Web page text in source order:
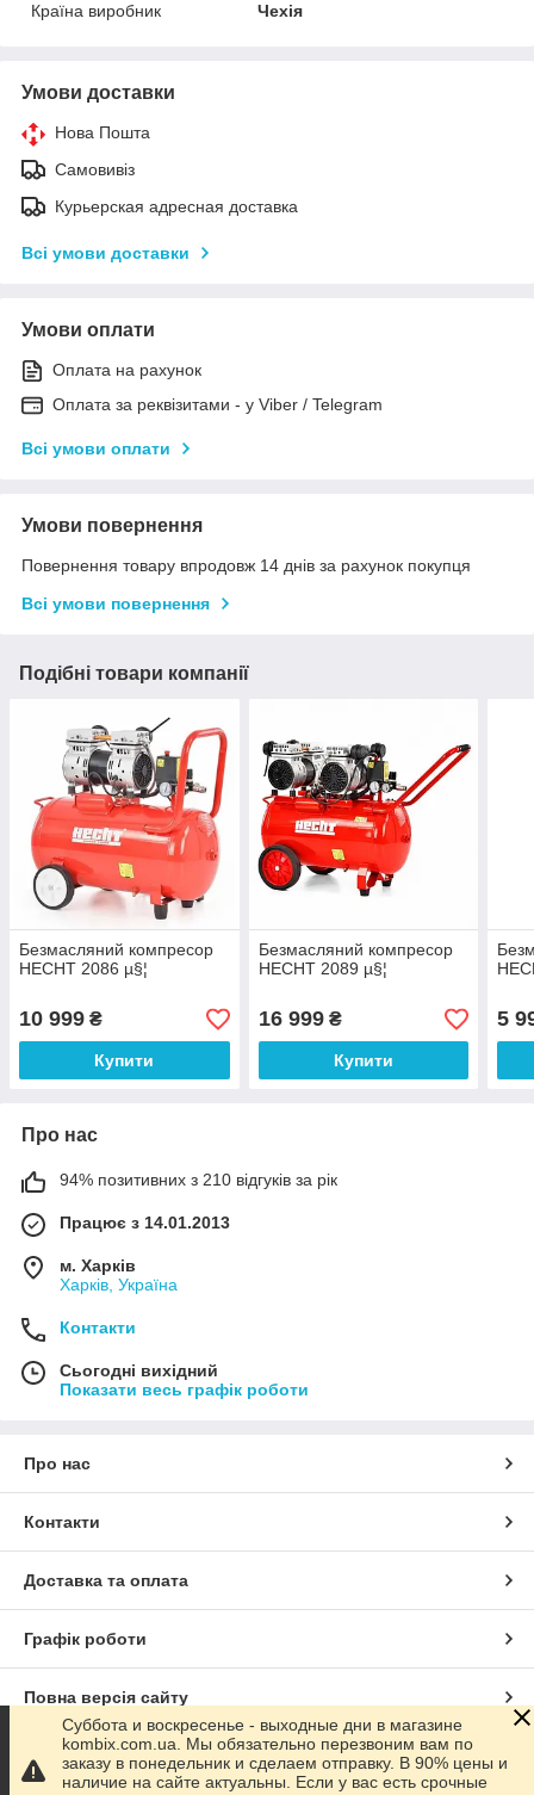
Країна виробник
Чехія
Умови доставки
Нова Пошта
Самовивіз
Курьерская адресная доставка
Всі умови доставки
Умови оплати
Оплата на рахунок
Оплата за реквізитами - у Viber / Telegram
Всі умови оплати
Умови повернення
Повернення товару впродовж 14 днів за рахунок покупця
Всі умови повернення
Подібні товари компанії
Безмасляний компресор
HECHT 2086 µ§¦
10 999 ₴
Купити
Безмасляний компресор
HECHT 2089 µ§¦
16 999₴
Купити
5
Про нас
94% позитивних з 210 відгуків за рік
Працює з 14.01.2013
м. Харків
Харків, Україна
Контакти
Сьогодні вихідний
Показати весь графік роботи
Про нас
Контакти
Доставка та оплата
Графік роботи
Повна версія сайту
Сайт створено на маркетплейсіProm.ua
Суббота и воскресенье - выходные дни в магазине
kombix.com.ua. Мы обязательно перезвоним вам по
заказу в понедельник и сделаем отправку. В 90% цены и
наличие на сайте актуальны. Если у вас есть срочные